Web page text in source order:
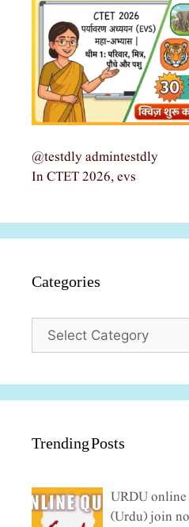
@testdly admintestdly
In CTET 2026, evs
Categories
Trending Posts
URDU
(Urdu) join